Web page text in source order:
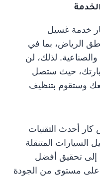
خدمة غسيل
الرياض، بما في
لذلك، لن
حيث ستصل
وستقوم بتنظيف
أحدث التقنيات
السيارات المتنقلة
إلى تحقيق أفضل
بأعلى مستوى من الجودة